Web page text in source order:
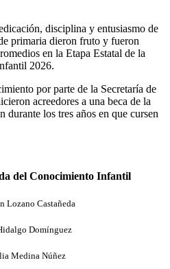
disciplina y entusiasmo de
primaria dieron fruto y fueron
en la Etapa Estatal de la
2026.
por parte de la Secretaría de
acreedores a una beca de la
los tres años en que cursen
del Conocimiento Infantil
Lozano Castañeda
Domínguez
Medina Núñez